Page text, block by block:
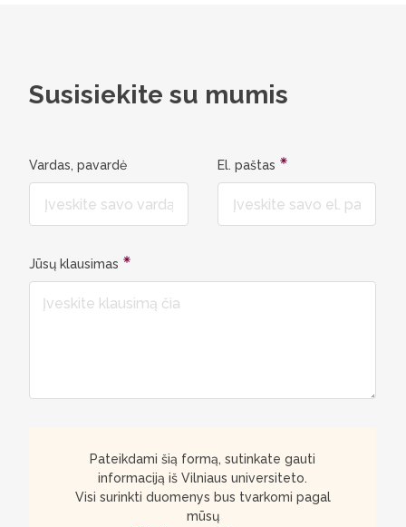
Susisiekite su mumis
Vardas, pavardė El. paštas
Jūsų klausimas
Pateikdami šią formą, sutinkate gauti
informaciją iš Vilniaus universiteto.
Visi surinkti duomenys bus tvarkomi pagal
mūsų